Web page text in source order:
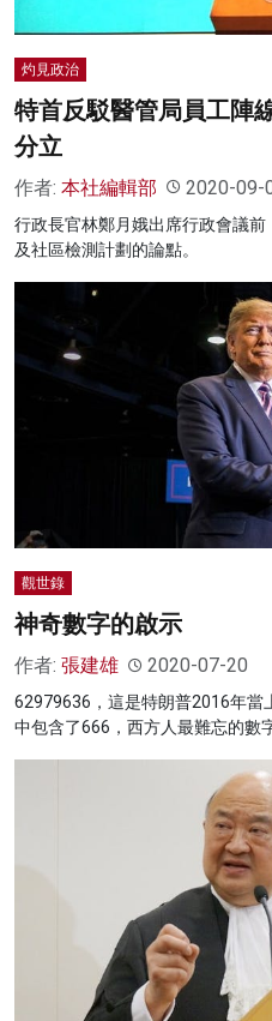
灼見政治
特首反駁醫管局員工陣
分立
作者: 本社編輯部 2020-09-
行政長官林鄭月娥出席行政會議
及社區檢測計劃的論點。
觀世錄
神奇數字的啟示
作者: 張建雄 2020-07-20
62979636，這是特朗普2016年當
中包含了666，西方人最難忘的數字